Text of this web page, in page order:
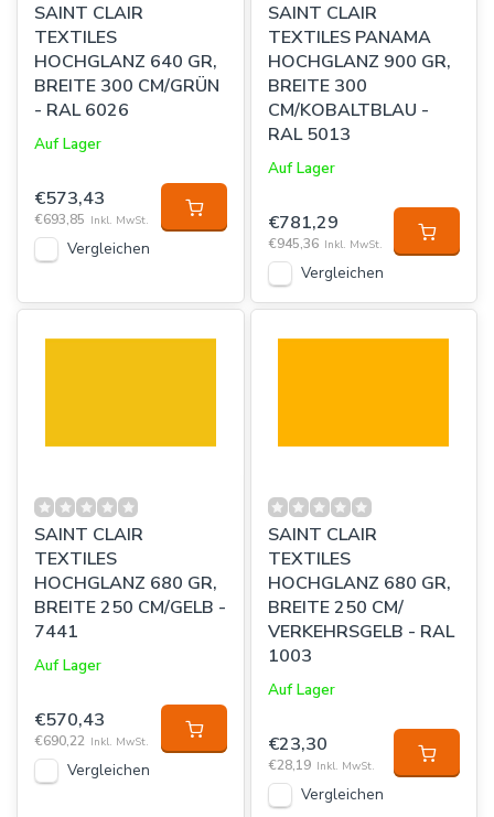
SAINT CLAIR
TEXTILES
HOCHGLANZ 640 GR,
BREITE 300 CM/GRÜN
- RAL 6026
Auf Lager
€573,43
€693,85 Inkl. MwSt.
Vergleichen
SAINT CLAIR
TEXTILES PANAMA
HOCHGLANZ 900 GR,
BREITE 300
CM/KOBALTBLAU -
RAL 5013
Auf Lager
€781,29
€945,36 Inkl. MwSt.
Vergleichen
SAINT CLAIR
TEXTILES
HOCHGLANZ 680 GR,
BREITE 250 CM/GELB -
7441
Auf Lager
€570,43
€690,22 Inkl. MwSt.
Vergleichen
SAINT CLAIR
TEXTILES
HOCHGLANZ 680 GR,
BREITE 250 CM/
VERKEHRSGELB - RAL
1003
Auf Lager
€23,30
€28,19 Inkl. MwSt.
Vergleichen